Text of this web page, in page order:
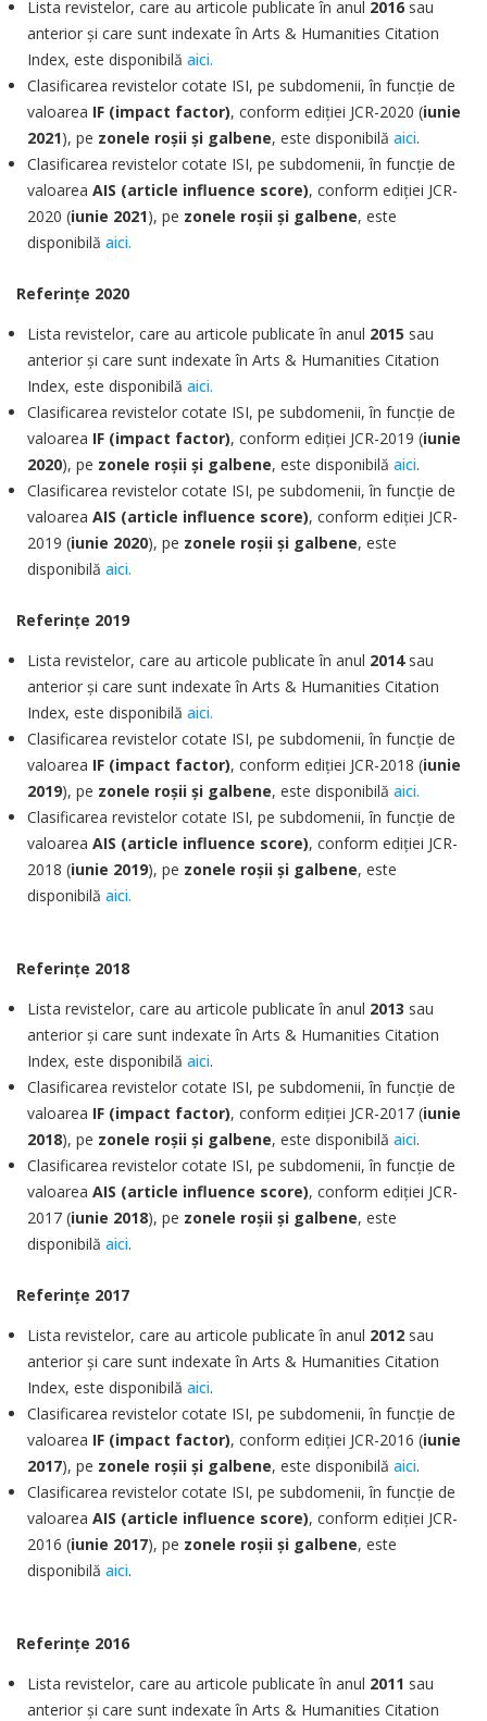
Lista revistelor, care au articole publicate în anul 2016 sau
anterior şi care sunt indexate în Arts & Humanities Citation
Index, este disponibilă aici.
Clasificarea revistelor cotate ISI, pe subdomenii, în funcţie de
valoarea IF (impact factor), conform ediţiei JCR-2020 (iunie
2021), pe zonele roşii şi galbene, este disponibilă aici.
Clasificarea revistelor cotate ISI, pe subdomenii, în funcţie de
valoarea AIS (article influence score), conform ediţiei JCR-
2020 (iunie 2021), pe zonele roşii şi galbene, este
disponibilă aici.
Referinţe 2020
Lista revistelor, care au articole publicate în anul 2015 sau
anterior şi care sunt indexate în Arts & Humanities Citation
Index, este disponibilă aici.
Clasificarea revistelor cotate ISI, pe subdomenii, în funcţie de
valoarea IF (impact factor), conform ediţiei JCR-2019 (iunie
2020), pe zonele roşii şi galbene, este disponibilă aici.
Clasificarea revistelor cotate ISI, pe subdomenii, în funcţie de
valoarea AIS (article influence score), conform ediţiei JCR-
2019 (iunie 2020), pe zonele roşii şi galbene, este
disponibilă aici.
Referinţe 2019
Lista revistelor, care au articole publicate în anul 2014 sau
anterior şi care sunt indexate în Arts & Humanities Citation
Index, este disponibilă aici.
Clasificarea revistelor cotate ISI, pe subdomenii, în funcţie de
valoarea IF (impact factor), conform ediţiei JCR-2018 (iunie
2019), pe zonele roşii şi galbene, este disponibilă aici.
Clasificarea revistelor cotate ISI, pe subdomenii, în funcţie de
valoarea AIS (article influence score), conform ediţiei JCR-
2018 (iunie 2019), pe zonele roşii şi galbene, este
disponibilă aici.
Referinţe 2018
Lista revistelor, care au articole publicate în anul 2013 sau
anterior şi care sunt indexate în Arts & Humanities Citation
Index, este disponibilă aici.
Clasificarea revistelor cotate ISI, pe subdomenii, în funcţie de
valoarea IF (impact factor), conform ediţiei JCR-2017 (iunie
2018), pe zonele roşii şi galbene, este disponibilă aici.
Clasificarea revistelor cotate ISI, pe subdomenii, în funcţie de
valoarea AIS (article influence score), conform ediţiei JCR-
2017 (iunie 2018), pe zonele roşii şi galbene, este
disponibilă aici.
Referinţe 2017
Lista revistelor, care au articole publicate în anul 2012 sau
anterior şi care sunt indexate în Arts & Humanities Citation
Index, este disponibilă aici.
Clasificarea revistelor cotate ISI, pe subdomenii, în funcţie de
valoarea IF (impact factor), conform ediţiei JCR-2016 (iunie
2017), pe zonele roşii şi galbene, este disponibilă aici.
Clasificarea revistelor cotate ISI, pe subdomenii, în funcţie de
valoarea AIS (article influence score), conform ediţiei JCR-
2016 (iunie 2017), pe zonele roşii şi galbene, este
disponibilă aici.
Referinţe 2016
Lista revistelor, care au articole publicate în anul 2011 sau
anterior şi care sunt indexate în Arts & Humanities Citation